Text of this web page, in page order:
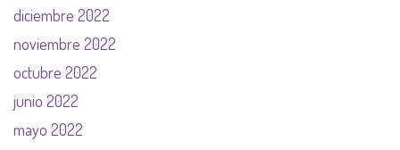
diciembre 2022
noviembre 2022
octubre 2022
junio 2022
mayo 2022